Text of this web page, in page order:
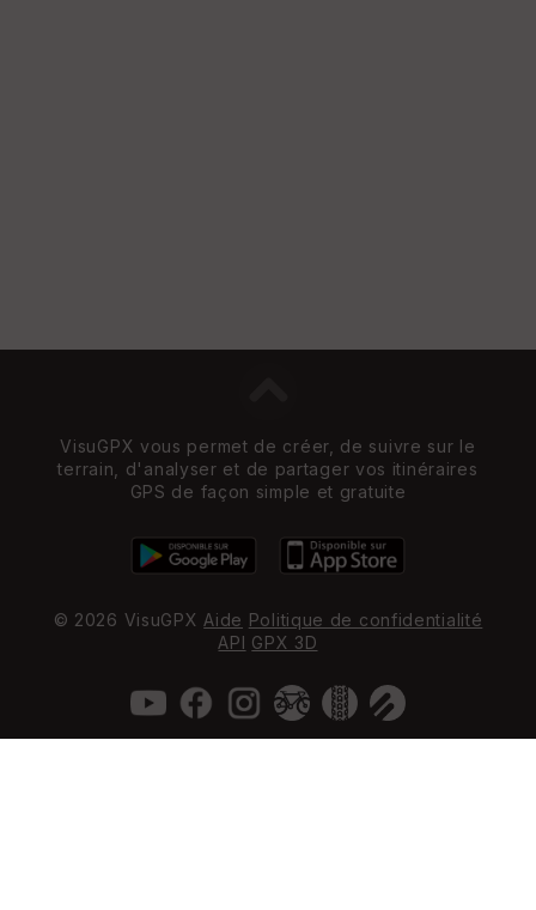
VisuGPX vous permet de créer, de suivre sur le
terrain, d'analyser et de partager vos itinéraires
GPS de façon simple et gratuite
© 2026 VisuGPX Aide Politique de confidentialité
API GPX 3D